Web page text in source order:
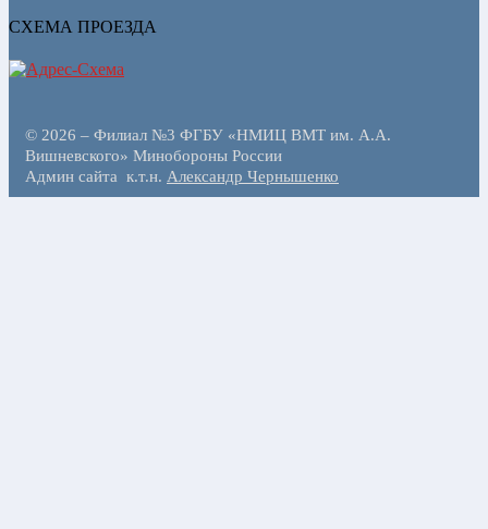
СХЕМА ПРОЕЗДА
© 2026 – Филиал №3 ФГБУ «НМИЦ ВМТ им. А.А.
Вишневского» Минобороны России
Админ сайта к.т.н. Александр Чернышенко